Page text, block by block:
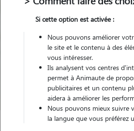
Pour quel
Trouver mon Pet
Si cette option est activée :
Nous pouvons améliorer
le site et le contenu à des
vous intéresser.
Ils analysent vos centres
permet à Animaute de
publicitaires et un contenu
aidera à améliorer les
Nous pouvons mieux suivre
la langue que vous préférez